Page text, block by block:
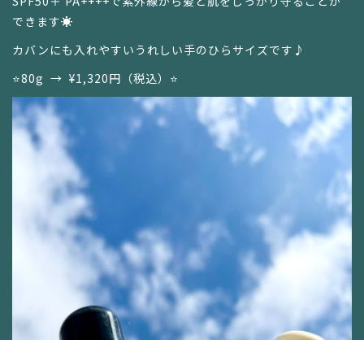
できます☀️
カバンにも入れやすいうれしい手のひらサイズです♪
⭐️80g → ¥1,320円（税込）⭐️